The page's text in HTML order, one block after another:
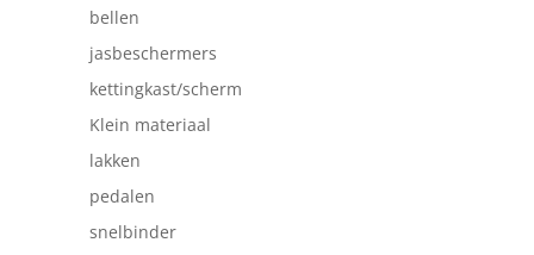
bellen
jasbeschermers
kettingkast/scherm
Klein materiaal
lakken
pedalen
snelbinder